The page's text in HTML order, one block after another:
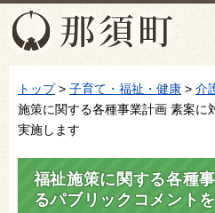
トップ> 子育て・福祉・健康 > 介
施策に関する各種事業計画 素案に
実施します
福祉施策に関する各種
るパブリックコメント